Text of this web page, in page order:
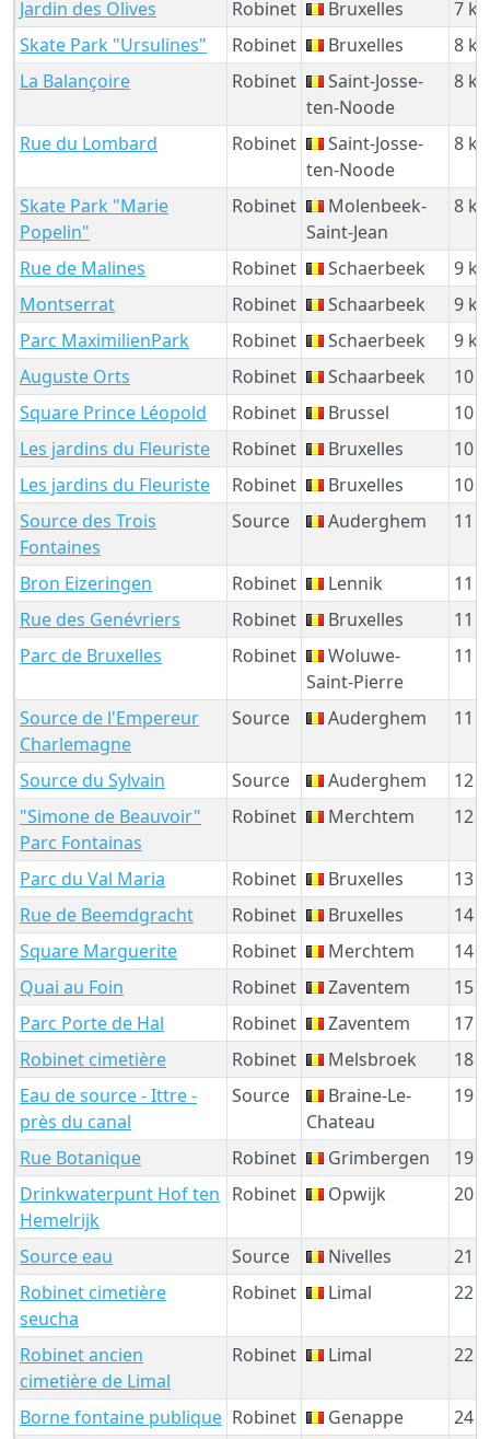
Jardin des Olives Robinet Bruxelles
7
Skate Park "Ursulines"
Robinet Bruxelles
8
La Balançoire
Robinet
Saint-Josse-
ten-Noode
8
Rue du Lombard Robinet
Saint-Josse-
ten-Noode
8
Skate Park "Marie
Popelin"
Robinet
Molenbeek-
Saint-Jean
8
Rue de Malines Robinet Schaerbeek
9
Montserrat
Robinet Schaarbeek
9
Parc MaximilienPark
Robinet Schaerbeek
9
Auguste Orts
Robinet Schaarbeek
10
Square Prince Léopold
Robinet Brussel
10
Les jardins du Fleuriste
Robinet Bruxelles
10
Les jardins du Fleuriste
Robinet Bruxelles
10
Source des Trois
Fontaines
Source Auderghem 11
Bron Eizeringen Robinet Lennik
11
Rue des Genévriers
Robinet Bruxelles
11
Parc de Bruxelles
Robinet
Woluwe-
Saint-Pierre
11
Source de l'Empereur
Charlemagne
Source Auderghem 11
Source du Sylvain Source Auderghem
12
"Simone de Beauvoir"
Parc Fontainas
Robinet Merchtem 12
Parc du Val Maria Robinet Bruxelles
13
Rue de Beemdgracht
Robinet Bruxelles
14
Square Marguerite
Robinet Merchtem
14
Quai au Foin
Robinet Zaventem
15
Parc Porte de Hal
Robinet Zaventem
17
Robinet cimetière
Robinet Melsbroek
18
Eau de source - Ittre -
près du canal
Source
Braine-Le-
Chateau
19
Rue Botanique Robinet Grimbergen
19
Drinkwaterpunt Hof ten
Hemelrijk
Robinet Opwijk 20
Source eau Source Nivelles
21
Robinet cimetière
seucha
Robinet Limal 22
Robinet ancien
cimetière de Limal
Robinet Limal 22
Borne fontaine publique Robinet Genappe
24